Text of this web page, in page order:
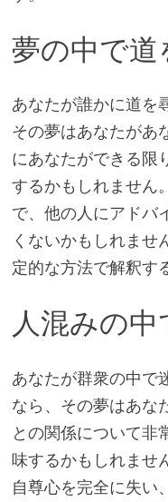
夢の中で道
あなたが誰かに道を
その夢はあなたがあ
にあなたができる限
するかもしれません
で、他の人にアドバ
くないかもしれませ
定的な方法で解釈す
人混みの
あなたが群衆の中で
なら、その夢はあな
との関係について非
味するかもしれませ
自尊心を完全に失い